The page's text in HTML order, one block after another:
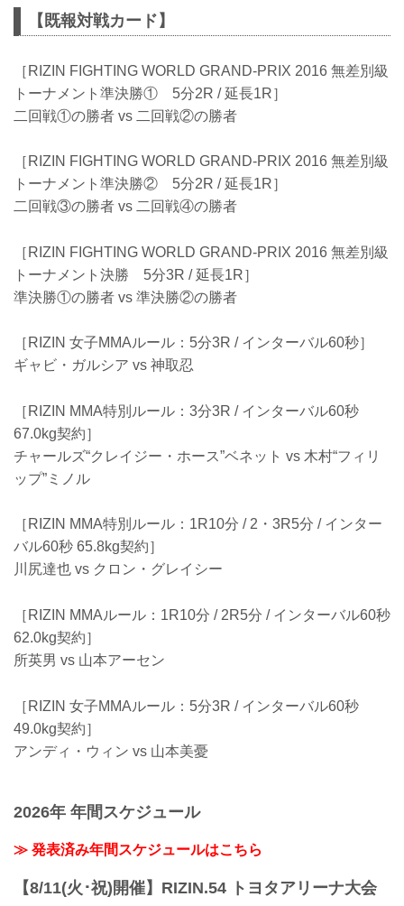
【既報対戦カード】
［RIZIN FIGHTING WORLD GRAND-PRIX 2016 無差別級
トーナメント準決勝① 5分2R / 延長1R］
二回戦①の勝者 vs 二回戦②の勝者
［RIZIN FIGHTING WORLD GRAND-PRIX 2016 無差別級
トーナメント準決勝② 5分2R / 延長1R］
二回戦③の勝者 vs 二回戦④の勝者
［RIZIN FIGHTING WORLD GRAND-PRIX 2016 無差別級
トーナメント決勝 5分3R / 延長1R］
準決勝①の勝者 vs 準決勝②の勝者
［RIZIN 女子MMAルール：5分3R / インターバル60秒］
ギャビ・ガルシア vs 神取忍
［RIZIN MMA特別ルール：3分3R / インターバル60秒
67.0kg契約］
チャールズ“クレイジー・ホース”ベネット vs 木村“フィリ
ップ”ミノル
［RIZIN MMA特別ルール：1R10分 / 2・3R5分 / インター
バル60秒 65.8kg契約］
川尻達也 vs クロン・グレイシー
［RIZIN MMAルール：1R10分 / 2R5分 / インターバル60秒
62.0kg契約］
所英男 vs 山本アーセン
［RIZIN 女子MMAルール：5分3R / インターバル60秒
49.0kg契約］
アンディ・ウィン vs 山本美憂
2026年 年間スケジュール
≫ 発表済み年間スケジュールはこちら
【8/11(火･祝)開催】RIZIN.54 トヨタアリーナ大会